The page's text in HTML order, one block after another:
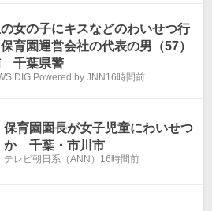
女の子にキスなどのわいせつ行
育園運営会社の代表の男（57）
千葉県警
DIG Powered by JNN16時間前
保育園園長が女子児童にわいせつ
か 千葉・市川市
テレビ朝日系（ANN） 16時間前